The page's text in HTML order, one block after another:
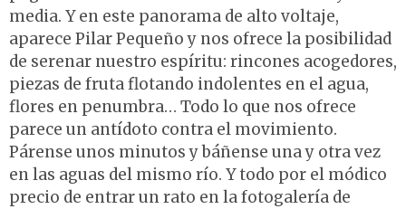
media. Y en este panorama de alto voltaje,
aparece Pilar Pequeño y nos ofrece la posibilidad
de serenar nuestro espíritu: rincones acogedores,
piezas de fruta flotando indolentes en el agua,
flores en penumbra… Todo lo que nos ofrece
parece un antídoto contra el movimiento.
Párense unos minutos y báñense una y otra vez
en las aguas del mismo río. Y todo por el módico
precio de entrar un rato en la fotogalería de